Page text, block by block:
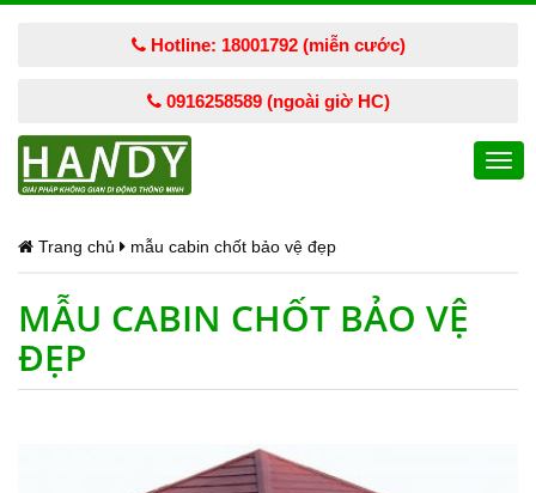
Hotline: 18001792 (miễn cước)
0916258589 (ngoài giờ HC)
Trang chủ mẫu cabin chốt bảo vệ đẹp
MẪU CABIN CHỐT BẢO VỆ
ĐẸP